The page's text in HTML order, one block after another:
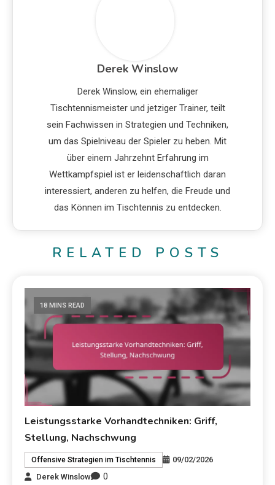
Derek Winslow
Derek Winslow, ein ehemaliger
Tischtennismeister und jetziger Trainer, teilt
sein Fachwissen in Strategien und Techniken,
um das Spielniveau der Spieler zu heben. Mit
über einem Jahrzehnt Erfahrung im
Wettkampfspiel ist er leidenschaftlich daran
interessiert, anderen zu helfen, die Freude und
das Können im Tischtennis zu entdecken.
RELATED POSTS
18 MINS READ
Leistungsstarke Vorhandtechniken: Griff,
Stellung, Nachschwung
Offensive Strategien im Tischtennis
09/02/2026
Derek Winslow
0